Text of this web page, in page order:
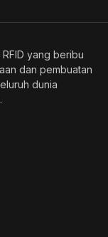
yang beribu
dan pembuatan
dunia